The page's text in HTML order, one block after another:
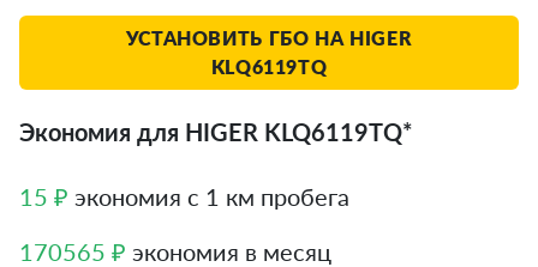
УСТАНОВИТЬ ГБО НА HIGER
KLQ6119TQ
Экономия для HIGER KLQ6119TQ*
15 ₽ экономия с 1 км пробега
170565 ₽ экономия в месяц